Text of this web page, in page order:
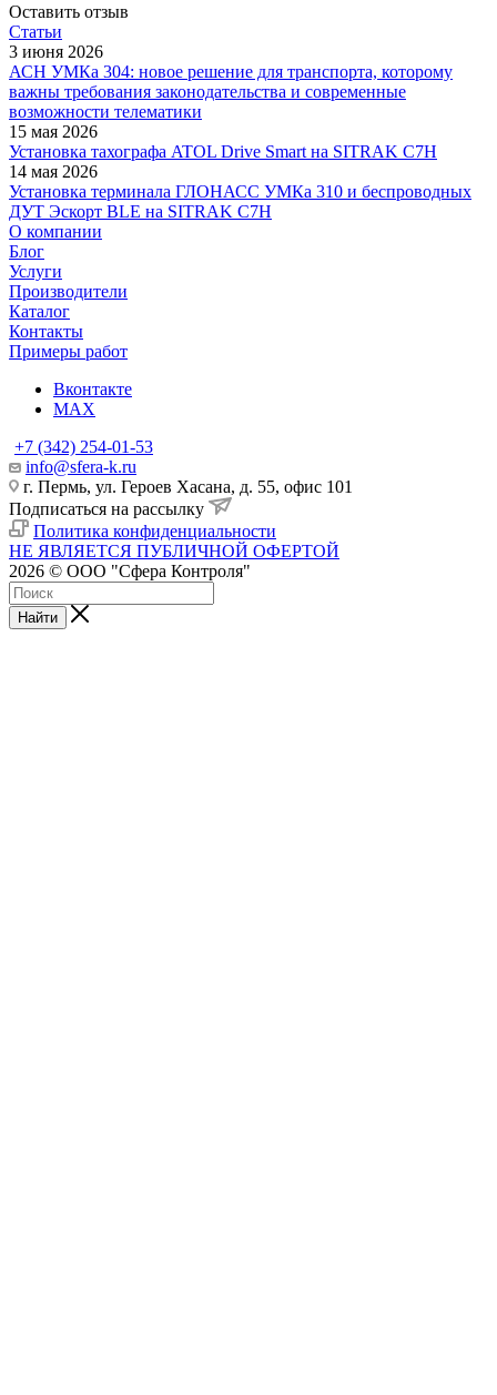
Оставить отзыв
Статьи
3 июня 2026
АСН УМКа 304: новое решение для транспорта, которому
важны требования законодательства и современные
возможности телематики
15 мая 2026
Установка тахографа ATOL Drive Smart на SITRAK C7H
14 мая 2026
Установка терминала ГЛОНАСС УМКа 310 и беспроводных
ДУТ Эскорт BLE на SITRAK C7H
О компании
Блог
Услуги
Производители
Каталог
Контакты
Примеры работ
Вконтакте
MAX
+7 (342) 254-01-53
info@sfera-k.ru
г. Пермь, ул. Героев Хасана, д. 55, офис 101
Подписаться на рассылку
Политика конфиденциальности
НЕ ЯВЛЯЕТСЯ ПУБЛИЧНОЙ ОФЕРТОЙ
2026 © ООО "Сфера Контроля"
Найти